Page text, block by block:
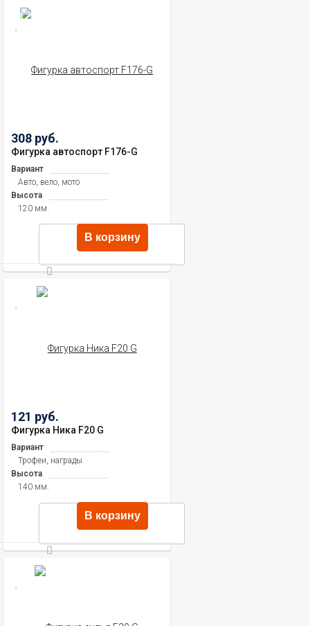
308 руб.
Фигурка автоспорт F176-G
Вариант
Авто, вело, мото
Высота
120 мм.
В корзину
121 руб.
Фигурка Ника F20 G
Вариант
Трофеи, награды
Высота
140 мм.
В корзину